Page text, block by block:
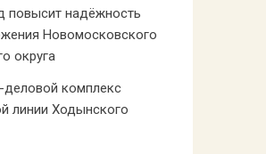
повысит надёжность
Новомосковского
округа
комплекс
линии Ходынского